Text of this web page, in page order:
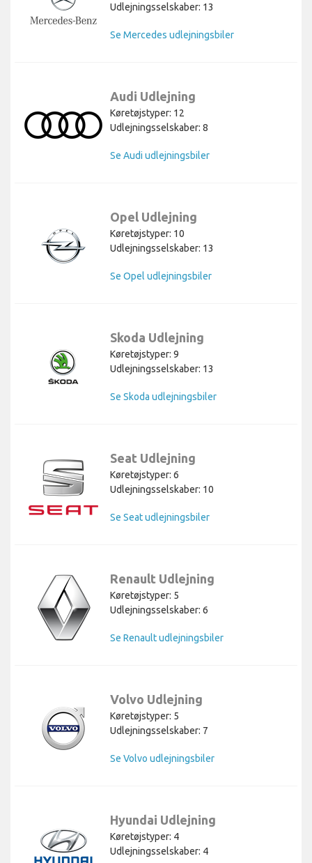
Udlejningsselskaber: 13
Se Mercedes udlejningsbiler
Audi Udlejning
Køretøjstyper: 12
Udlejningsselskaber: 8
Se Audi udlejningsbiler
Opel Udlejning
Køretøjstyper: 10
Udlejningsselskaber: 13
Se Opel udlejningsbiler
Skoda Udlejning
Køretøjstyper: 9
Udlejningsselskaber: 13
Se Skoda udlejningsbiler
Seat Udlejning
Køretøjstyper: 6
Udlejningsselskaber: 10
Se Seat udlejningsbiler
Renault Udlejning
Køretøjstyper: 5
Udlejningsselskaber: 6
Se Renault udlejningsbiler
Volvo Udlejning
Køretøjstyper: 5
Udlejningsselskaber: 7
Se Volvo udlejningsbiler
Hyundai Udlejning
Køretøjstyper: 4
Udlejningsselskaber: 4